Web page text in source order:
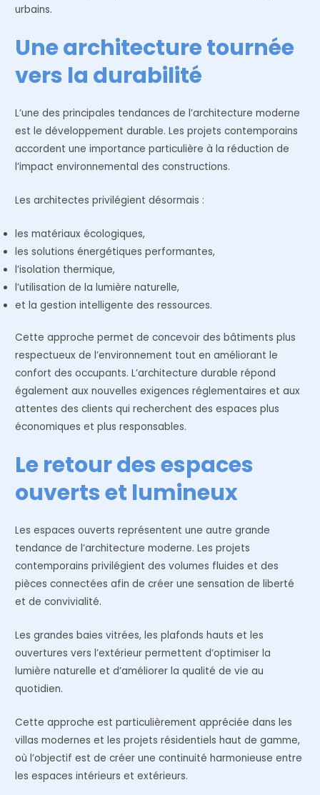
urbains.
Une architecture tournée
vers la durabilité
L’une des principales tendances de l’architecture moderne
est le développement durable. Les projets contemporains
accordent une importance particulière à la réduction de
l’impact environnemental des constructions.
Les architectes privilégient désormais :
les matériaux écologiques,
les solutions énergétiques performantes,
l’isolation thermique,
l’utilisation de la lumière naturelle,
et la gestion intelligente des ressources.
Cette approche permet de concevoir des bâtiments plus
respectueux de l’environnement tout en améliorant le
confort des occupants. L’architecture durable répond
également aux nouvelles exigences réglementaires et aux
attentes des clients qui recherchent des espaces plus
économiques et plus responsables.
Le retour des espaces
ouverts et lumineux
Les espaces ouverts représentent une autre grande
tendance de l’architecture moderne. Les projets
contemporains privilégient des volumes fluides et des
pièces connectées afin de créer une sensation de liberté
et de convivialité.
Les grandes baies vitrées, les plafonds hauts et les
ouvertures vers l’extérieur permettent d’optimiser la
lumière naturelle et d’améliorer la qualité de vie au
quotidien.
Cette approche est particulièrement appréciée dans les
villas modernes et les projets résidentiels haut de gamme,
où l’objectif est de créer une continuité harmonieuse entre
les espaces intérieurs et extérieurs.